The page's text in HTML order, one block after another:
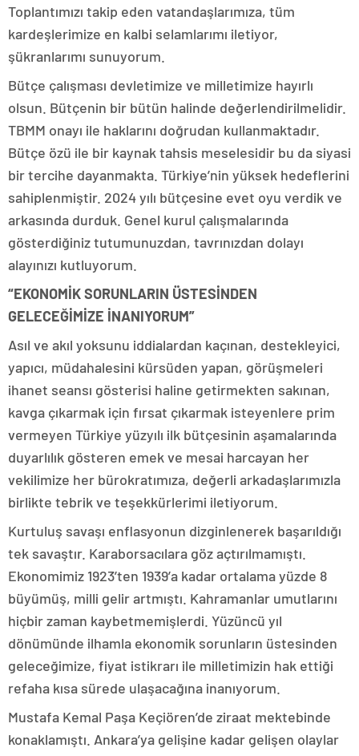
Toplantımızı takip eden vatandaşlarımıza, tüm
kardeşlerimize en kalbi selamlarımı iletiyor,
şükranlarımı sunuyorum.
Bütçe çalışması devletimize ve milletimize hayırlı
olsun. Bütçenin bir bütün halinde değerlendirilmelidir.
TBMM onayı ile haklarını doğrudan kullanmaktadır.
Bütçe özü ile bir kaynak tahsis meselesidir bu da siyasi
bir tercihe dayanmakta. Türkiye’nin yüksek hedeflerini
sahiplenmiştir. 2024 yılı bütçesine evet oyu verdik ve
arkasında durduk. Genel kurul çalışmalarında
gösterdiğiniz tutumunuzdan, tavrınızdan dolayı
alayınızı kutluyorum.
“EKONOMİK SORUNLARIN ÜSTESİNDEN
GELECEĞİMİZE İNANIYORUM”
Asıl ve akıl yoksunu iddialardan kaçınan, destekleyici,
yapıcı, müdahalesini kürsüden yapan, görüşmeleri
ihanet seansı gösterisi haline getirmekten sakınan,
kavga çıkarmak için fırsat çıkarmak isteyenlere prim
vermeyen Türkiye yüzyılı ilk bütçesinin aşamalarında
duyarlılık gösteren emek ve mesai harcayan her
vekilimize her bürokratımıza, değerli arkadaşlarımızla
birlikte tebrik ve teşekkürlerimi iletiyorum.
Kurtuluş savaşı enflasyonun dizginlenerek başarıldığı
tek savaştır. Karaborsacılara göz açtırılmamıştı.
Ekonomimiz 1923’ten 1939’a kadar ortalama yüzde 8
büyümüş, milli gelir artmıştı. Kahramanlar umutlarını
hiçbir zaman kaybetmemişlerdi. Yüzüncü yıl
dönümünde ilhamla ekonomik sorunların üstesinden
geleceğimize, fiyat istikrarı ile milletimizin hak ettiği
refaha kısa sürede ulaşacağına inanıyorum.
Mustafa Kemal Paşa Keçiören’de ziraat mektebinde
konaklamıştı. Ankara’ya gelişine kadar gelişen olaylar